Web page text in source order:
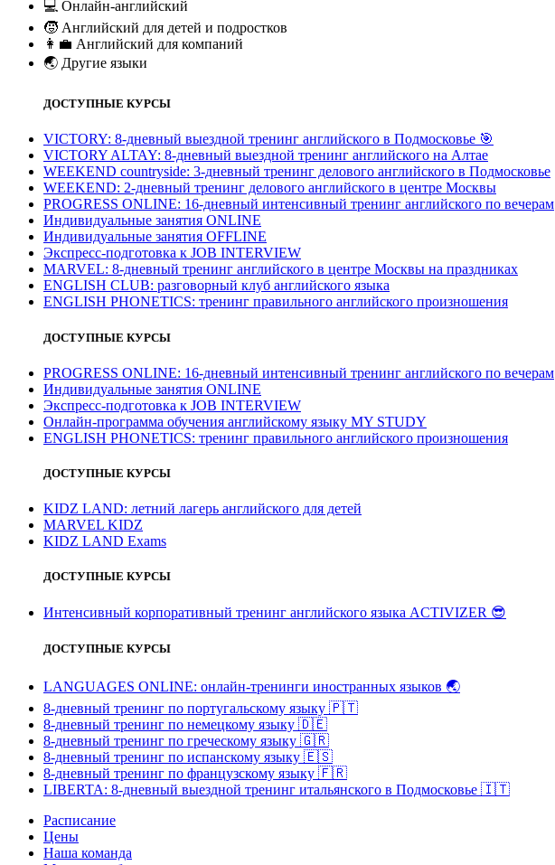
💻 Онлайн-английский
🧒 Английский для детей и подростков
👩‍💼 Английский для компаний
🌏 Другие языки
ДОСТУПНЫЕ КУРСЫ
VICTORY: 8-дневный выездной тренинг английского в Подмосковье 🎯
VICTORY ALTAY: 8-дневный выездной тренинг английского на Алтае
WEEKEND countryside: 3-дневный тренинг делового английского в Подмосковье
WEEKEND: 2-дневный тренинг делового английского в центре Москвы
PROGRESS ONLINE: 16-дневный интенсивный тренинг английского по вечерам
Индивидуальные занятия ONLINE
Индивидуальные занятия OFFLINE
Экспресс-подготовка к JOB INTERVIEW
МARVEL: 8-дневный тренинг английского в центре Москвы на праздниках
ENGLISH CLUB: разговорный клуб английского языка
ENGLISH PHONETICS: тренинг правильного английского произношения
ДОСТУПНЫЕ КУРСЫ
PROGRESS ONLINE: 16-дневный интенсивный тренинг английского по вечерам
Индивидуальные занятия ONLINE
Экспресс-подготовка к JOB INTERVIEW
Онлайн-программа обучения английскому языку MY STUDY
ENGLISH PHONETICS: тренинг правильного английского произношения
ДОСТУПНЫЕ КУРСЫ
KIDZ LAND: летний лагерь английского для детей
MARVEL KIDZ
KIDZ LAND Exams
ДОСТУПНЫЕ КУРСЫ
Интенсивный корпоративный тренинг английского языка ACTIVIZER 😎
ДОСТУПНЫЕ КУРСЫ
LANGUAGES ONLINE: онлайн-тренинги иностранных языков 🌏
8-дневный тренинг по португальскому языку 🇵🇹
8-дневный тренинг по немецкому языку 🇩🇪
8-дневный тренинг по греческому языку 🇬🇷
8-дневный тренинг по испанскому языку 🇪🇸
8-дневный тренинг по французскому языку 🇫🇷
LIBERTA: 8-дневный выездной тренинг итальянского в Подмосковье 🇮🇹
Расписание
Цены
Наша команда